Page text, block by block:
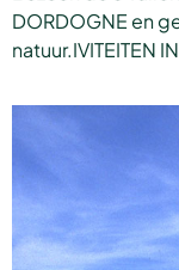
DORDOGNE en
natuur.IVITEITEN